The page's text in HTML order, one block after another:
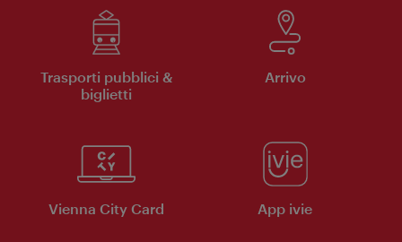
Trasporti pubblici &
biglietti
Arrivo
Vienna City Card App ivie